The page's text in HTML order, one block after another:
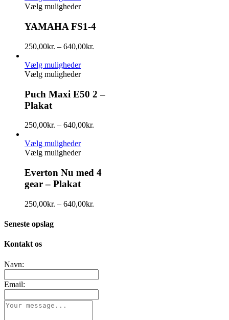
Vælg muligheder
YAMAHA FS1-4
250,00kr. – 640,00kr.
Vælg muligheder
Vælg muligheder
Puch Maxi E50 2 –
Plakat
250,00kr. – 640,00kr.
Vælg muligheder
Vælg muligheder
Everton Nu med 4
gear – Plakat
250,00kr. – 640,00kr.
Seneste opslag
Kontakt os
Navn:
Email: